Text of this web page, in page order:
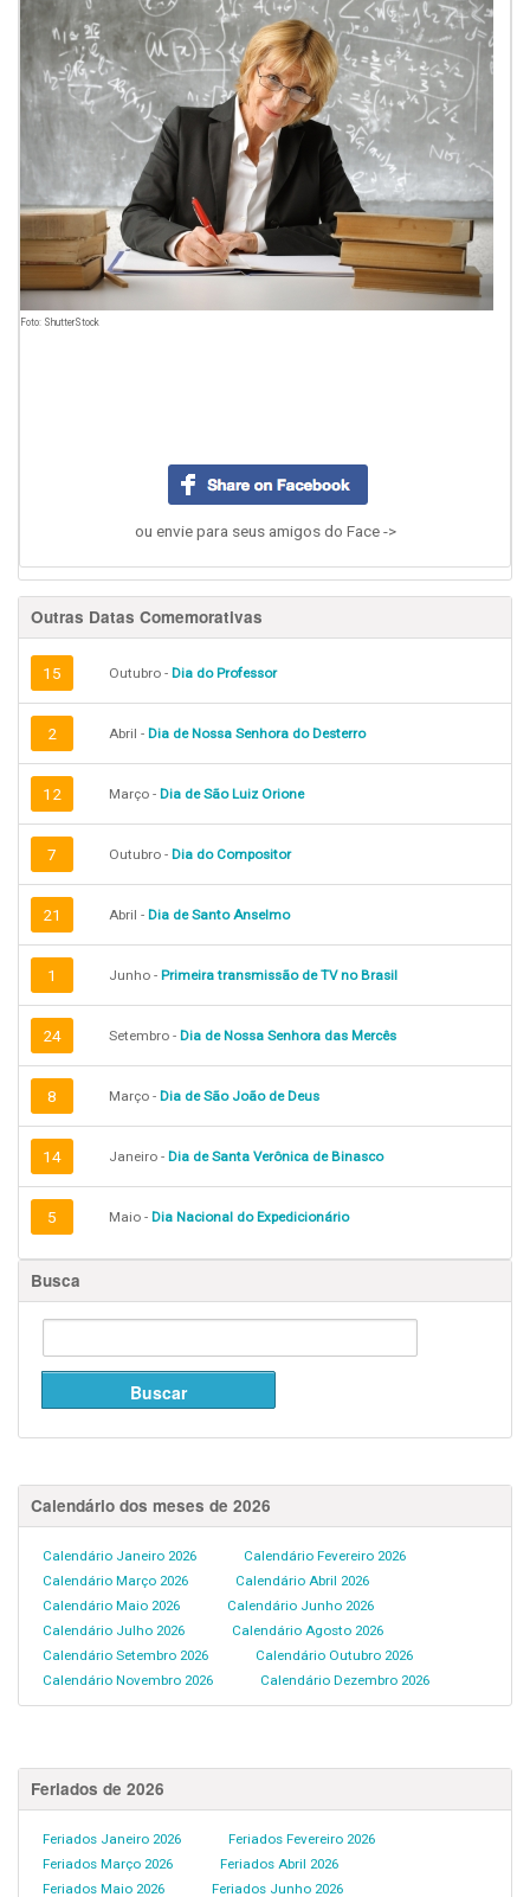
Foto: ShutterStock
ou envie para seus amigos do Face ->
Outras Datas Comemorativas
15 Outubro - Dia do Professor
2 Abril - Dia de Nossa Senhora do Desterro
12 Março - Dia de São Luiz Orione
7 Outubro - Dia do Compositor
21 Abril - Dia de Santo Anselmo
1 Junho - Primeira transmissão de TV no Brasil
24 Setembro - Dia de Nossa Senhora das Mercês
8 Março - Dia de São João de Deus
14 Janeiro - Dia de Santa Verônica de Binasco
5 Maio - Dia Nacional do Expedicionário
Busca
Calendário dos meses de 2026
Calendário Janeiro 2026
Calendário Fevereiro 2026
Calendário Março 2026
Calendário Abril 2026
Calendário Maio 2026
Calendário Junho 2026
Calendário Julho 2026
Calendário Agosto 2026
Calendário Setembro 2026
Calendário Outubro 2026
Calendário Novembro 2026
Calendário Dezembro 2026
Feriados de 2026
Feriados Janeiro 2026
Feriados Fevereiro 2026
Feriados Março 2026
Feriados Abril 2026
Feriados Maio 2026
Feriados Junho 2026